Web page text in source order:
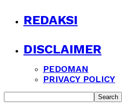
REDAKSI
DISCLAIMER
PEDOMAN
PRIVACY POLICY